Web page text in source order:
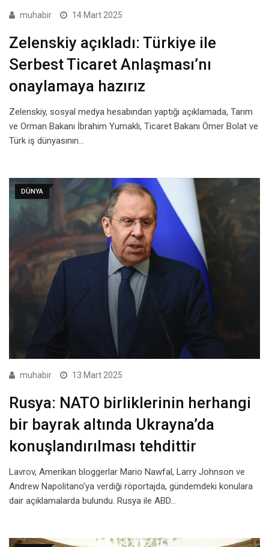
muhabir 14 Mart 2025
Zelenskiy açıkladı: Türkiye ile
Serbest Ticaret Anlaşması’nı
onaylamaya hazırız
Zelenskiy, sosyal medya hesabından yaptığı açıklamada, Tarım
ve Orman Bakanı İbrahim Yumaklı, Ticaret Bakanı Ömer Bolat ve
Türk iş dünyasının…
DÜNYA
muhabir 13 Mart 2025
Rusya: NATO birliklerinin herhangi
bir bayrak altında Ukrayna’da
konuşlandırılması tehdittir
Lavrov, Amerikan bloggerlar Mario Nawfal, Larry Johnson ve
Andrew Napolitano’ya verdiği röportajda, gündemdeki konulara
dair açıklamalarda bulundu. Rusya ile ABD…